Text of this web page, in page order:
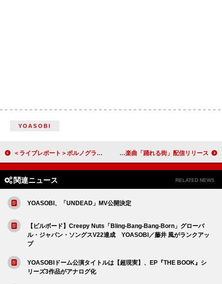
YOASOBI
＜ライブレポート＞ポルノグラフィティ、灼熱のハマスタで感謝の祝杯をあげたデビュー25周年記念日「あんたらがおるから、わしらの歌がある」 乃紫、SNSに最初に投稿した楽曲「踊れる街」配信リリース
関連ニュース RELATED NEWS
YOASOBI、「UNDEAD」MV公開決定
【ビルボード】Creepy Nuts「Bling-Bang-Bang-Born」グローバ
ル・ジャパン・ソングスV22達成 YOASOBI／藤井 風がランクアッ
プ
YOASOBIドーム公演タイトルは【超現実】、EP『THE BOOK』シ
リーズ3作品がアナログ化